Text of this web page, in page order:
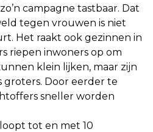
campagne tastbaar. Dat
tegen vrouwen is niet
Het raakt ook gezinnen in
riepen inwoners op om
klein lijken, maar zijn
groters. Door eerder te
sneller worden
tot en met 10